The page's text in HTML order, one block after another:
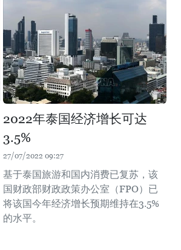
2022年泰国经济增长可达
3.5%
27/07/2022 09:27
基于泰国旅游和国内消费已复苏，该
国财政部财政政策办公室（FPO）已
将该国今年经济增长预期维持在3.5%
的水平。